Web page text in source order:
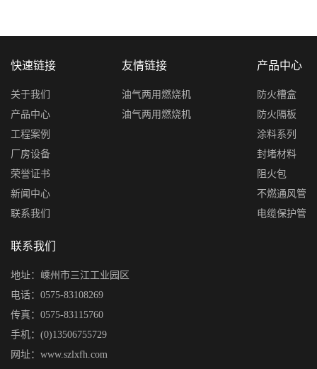
快速链接
关于我们
产品中心
工程案例
厂房设备
荣誉证书
新闻中心
联系我们
友情链接
油气两用燃烧机
油气两用燃烧机
产品中心
防火槽盒
防火隔板
涂料系列
封堵材料
阻火包
不燃通风管
电缆保护管
联系我们
地址：嵊州市三江工业园区
电话：0575-83108269
传真：0575-83115760
手机：(0)13506755729
网址：www.szlxfh.com